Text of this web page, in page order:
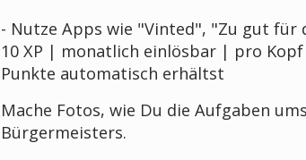
- Nutze Apps wie "Vinted", "Zu gut für
10 XP | monatlich einlösbar | pro
Punkte automatisch erhältst
Mache Fotos, wie Du die Aufgaben
Bürgermeisters.